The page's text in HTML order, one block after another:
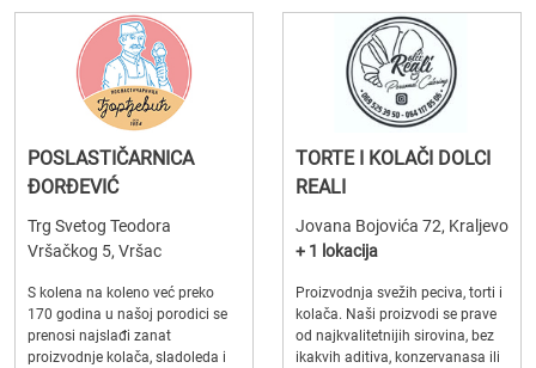
POSLASTIČARNICA
ĐORĐEVIĆ
Trg Svetog Teodora
Vršačkog 5, Vršac
S kolena na koleno već preko
170 godina u našoj porodici se
prenosi najslađi zanat
proizvodnje kolača, sladoleda i
TORTE I KOLAČI DOLCI
REALI
Jovana Bojovića 72, Kraljevo
+ 1 lokacija
Proizvodnja svežih peciva, torti i
kolača. Naši proizvodi se prave
od najkvalitetnijih sirovina, bez
ikakvih aditiva, konzervanasa ili